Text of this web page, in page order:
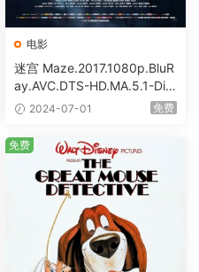
电影
迷宫 Maze.2017.1080p.BluR
ay.AVC.DTS-HD.MA.5.1-DiY
@HDHome [BDISO 19.7GB]
2024-07-01 免费
免费